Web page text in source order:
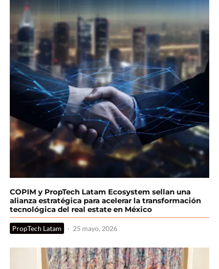
COPIM y PropTech Latam Ecosystem sellan una
alianza estratégica para acelerar la transformación
tecnológica del real estate en México
PropTech Latam · 25 mayo, 2026